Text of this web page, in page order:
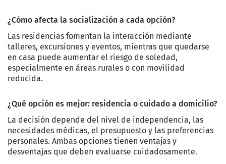
¿Cómo afecta la socialización a cada opción?
Las residencias fomentan la interacción mediante
talleres, excursiones y eventos, mientras que quedarse
en casa puede aumentar el riesgo de soledad,
especialmente en áreas rurales o con movilidad
reducida.
¿Qué opción es mejor: residencia o cuidado a domicilio?
La decisión depende del nivel de independencia, las
necesidades médicas, el presupuesto y las preferencias
personales. Ambas opciones tienen ventajas y
desventajas que deben evaluarse cuidadosamente.